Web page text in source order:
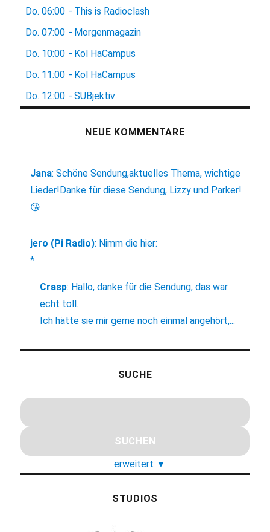
Do. 06:00 - This is Radioclash
Do. 07:00 - Morgenmagazin
Do. 10:00 - Kol HaCampus
Do. 11:00 - Kol HaCampus
Do. 12:00 - SUBjektiv
NEUE KOMMENTARE
Jana:Schöne Sendung,aktuelles Thema, wichtige
Lieder!Danke für diese Sendung, Lizzy und Parker!
😘
jero (Pi Radio): Nimm die hier:
*
Crasp: Hallo, danke für die Sendung, das war
echt toll.
Ich hätte sie mir gerne noch einmal angehört,...
SUCHE
erweitert ▼
STUDIOS